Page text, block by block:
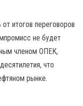
итогов переговоров
не будет
членом ОПЕК,
что
рынке.